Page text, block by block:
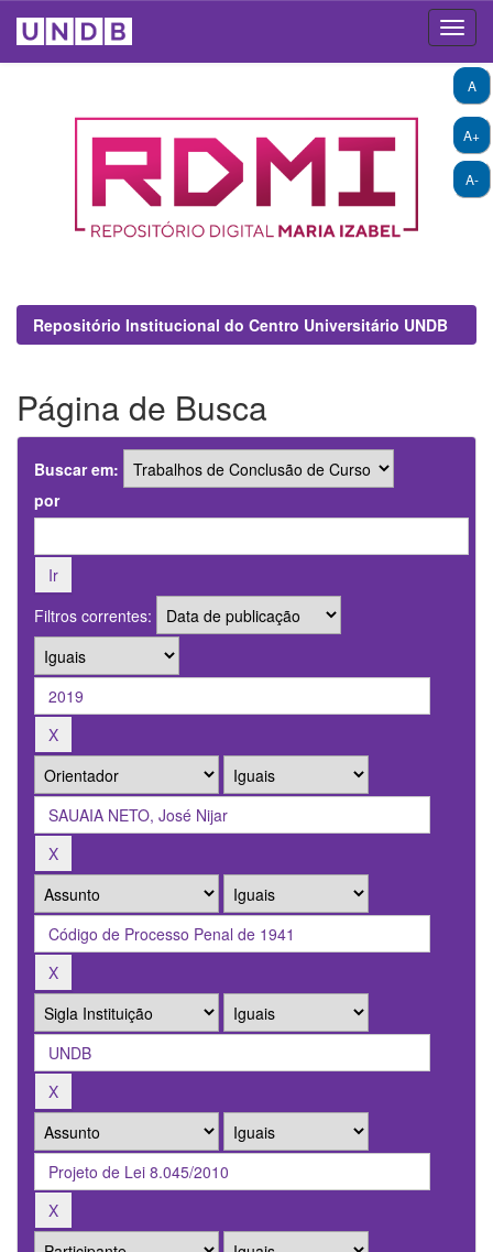
A+
A-
A
Repositório Institucional do Centro Universitário UNDB
Página de Busca
Buscar em:
por
Filtros correntes: